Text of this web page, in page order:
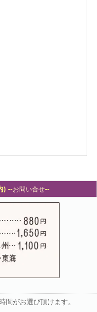
) --お問い合せ--
がお選び頂けます。